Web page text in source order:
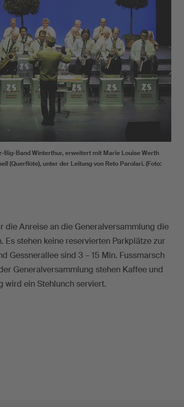
Big-Band Winterthur, erweitert mit Marie Louise Werth
(Querflöte), unter der Leitung von Reto Parolari. (Foto:
die Anreise an die Generalversammlung die
stehen keine reservierten Parkplätze zur
Gessnerallee sind 3 – 15 Min. Fussmarsch
Generalversammlung stehen Kaffee und
wird ein Stehlunch serviert.